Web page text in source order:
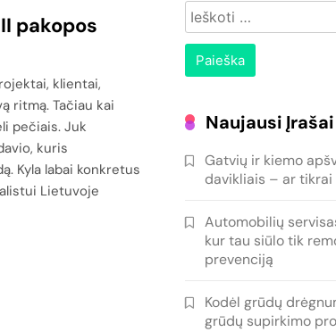
pakopos
klientai,
ritmą. Tačiau kai
pečiais. Juk
kuris
Kyla labai konkretus
Lietuvoje
Ieškoti:
Naujausi Įrašai
Gatvių ir kiemo
davikliais – ar
Automobilių
kur tau siūlo tik
prevenciją
Kodėl grūdų
grūdų supirkimo